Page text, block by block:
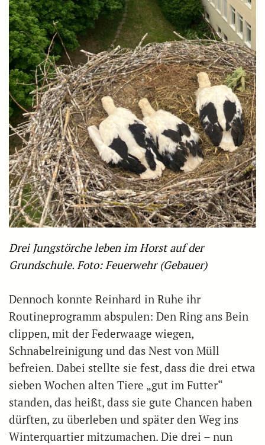
Drei Jungstörche leben im Horst auf der
Grundschule. Foto: Feuerwehr (Gebauer)
Dennoch konnte Reinhard in Ruhe ihr
Routineprogramm abspulen: Den Ring ans Bein
clippen, mit der Federwaage wiegen,
Schnabelreinigung und das Nest von Müll
befreien. Dabei stellte sie fest, dass die drei etwa
sieben Wochen alten Tiere „gut im Futter“
standen, das heißt, dass sie gute Chancen haben
dürften, zu überleben und später den Weg ins
Winterquartier mitzumachen. Die drei – nun